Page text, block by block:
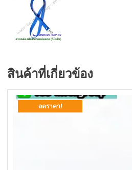
สินค้าที่เกี่ยวข้อง
ลดราคา!